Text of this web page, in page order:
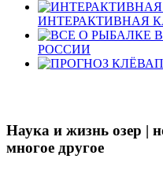
ИНТЕРАКТИВНАЯ
РОССИИ
Наука и жизнь озер |
многое другое